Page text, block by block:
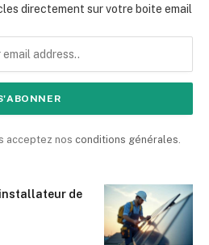
directement sur votre boite email
acceptez nos conditions générales
installateur de